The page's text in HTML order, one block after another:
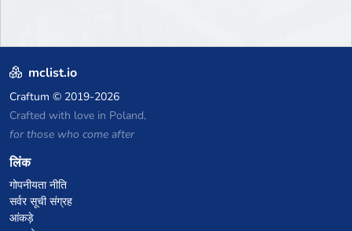
mclist.io
Craftum © 2019-2026
Crafted with love in Poland,
for those who come after
लिंक
गोपनीयता नीति
सर्वर सूची संग्रह
आंकड़े